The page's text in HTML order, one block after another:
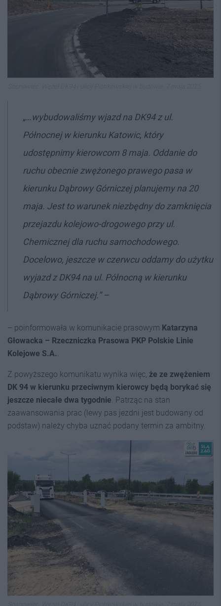
„…wybudowaliśmy wjazd na DK94 z ul.
Północnej w kierunku Katowic, który
udostępnimy kierowcom 8 maja. Oddanie do
ruchu obecnie zwężonego prawego pasa w
kierunku Dąbrowy Górniczej planujemy na 20
maja. Jest to warunek niezbędny do zamknięcia
przejazdu kolejowo-drogowego przy ul.
Chemicznej dla ruchu samochodowego.
Docelowo, jeszcze w czerwcu oddamy do użytku
wyjazd z DK94 na ul. Północną w kierunku
Dąbrowy Górniczej.” –
– poinformowała w komunikacie prasowym Katarzyna
Głowacka – Rzeczniczka Prasowa PKP Polskie Linie
Kolejowe S.A..
Z powyższego komunikatu wynika więc, że ze zwężeniem
DK 94 w kierunku przeciwnym kierowcy będą borykać się
jeszcze niecałe dwa tygodnie. Patrząc na stan
zaawansowania prac (lewy pas jezdni jest budowany od
podstaw) należy chyba uznać podany termin za ambitny.